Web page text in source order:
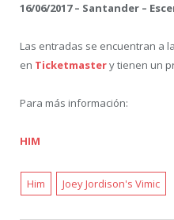
16/06/2017 – Santander –
Las entradas se encuentran a
en Ticketmastery tienen un
Para más información:
HIM
Him Joey Jordison's Vimic